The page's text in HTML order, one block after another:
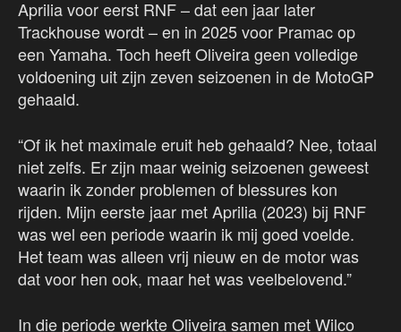
Aprilia voor eerst RNF – dat een jaar later
Trackhouse wordt – en in 2025 voor Pramac op
een Yamaha. Toch heeft Oliveira geen volledige
voldoening uit zijn zeven seizoenen in de MotoGP
gehaald.
“Of ik het maximale eruit heb gehaald? Nee, totaal
niet zelfs. Er zijn maar weinig seizoenen geweest
waarin ik zonder problemen of blessures kon
rijden. Mijn eerste jaar met Aprilia (2023) bij RNF
was wel een periode waarin ik mij goed voelde.
Het team was alleen vrij nieuw en de motor was
dat voor hen ook, maar het was veelbelovend.”
In die periode werkte Oliveira samen met Wilco